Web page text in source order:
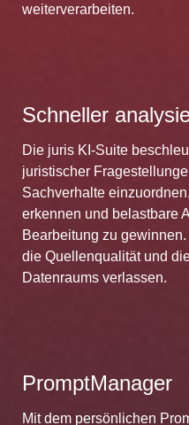
weiterverarbeiten.
Schneller
Die juris KI-Suite
juristischer
Sachverhalte
erkennen und belastbare
Bearbeitung zu
die Quellenqualität und
Datenraums verlassen.
PromptManager
Mit dem persönlichen